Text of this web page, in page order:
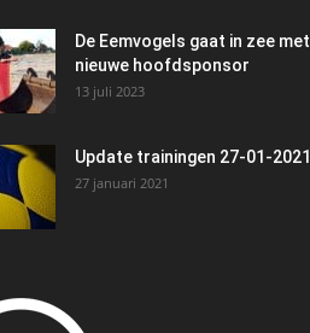
De Eemvogels gaat in zee met
nieuwe hoofdsponsor
13 juli 2023
Update trainingen 27-01-2021
27 januari 2021